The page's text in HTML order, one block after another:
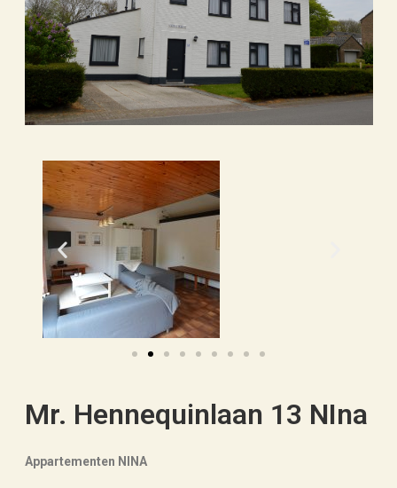
Mr. Hennequinlaan 13 NIna
Appartementen NINA